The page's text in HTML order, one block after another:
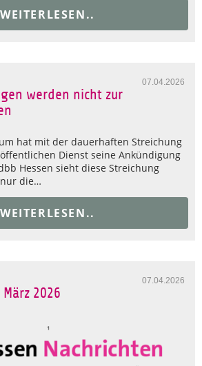
WEITERLESEN..
07.04.2026
werden nicht zur
hat mit der dauerhaften Streichung
Dienst seine Ankündigung
Hessen sieht diese Streichung
die…
WEITERLESEN..
07.04.2026
2026